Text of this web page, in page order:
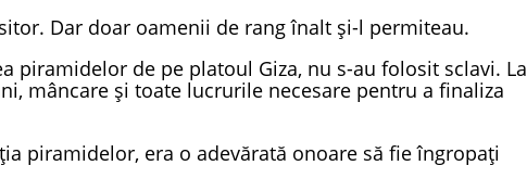
Dar doar oamenii de rang înalt și-l permiteau.
piramidelor de pe platoul Giza, nu s-au folosit sclavi. La
mâncare și toate lucrurile necesare pentru a finaliza
piramidelor, era o adevărată onoare să fie îngropați